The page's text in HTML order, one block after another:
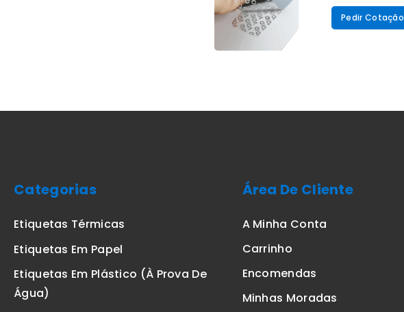
Pedir Cotação
Categorias
Etiquetas Térmicas
Etiquetas Em Papel
Etiquetas Em Plástico (à Prova De
Água)
Área De Cliente
A Minha Conta
Carrinho
Encomendas
Minhas Moradas